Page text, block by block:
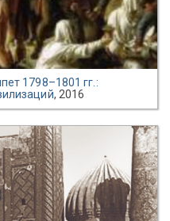
1798–1801 гг.:
, 2016